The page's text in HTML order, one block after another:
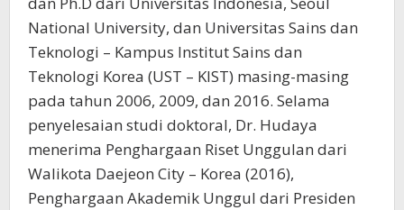
National University, dan Universitas Sains dan
Teknologi – Kampus Institut Sains dan
Teknologi Korea (UST – KIST) masing-masing
pada tahun 2006, 2009, dan 2016. Selama
penyelesaian studi doktoral, Dr. Hudaya
menerima Penghargaan Riset Unggulan dari
Walikota Daejeon City – Korea (2016),
Penghargaan Akademik Unggul dari Presiden